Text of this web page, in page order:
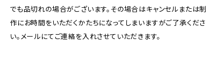
でも品切れの場合がございます。その場合はキャンセルまたは制
作にお時間をいただくかたちになってしまいますがご了承くださ
い。メールにてご連絡を入れさせていただきます。